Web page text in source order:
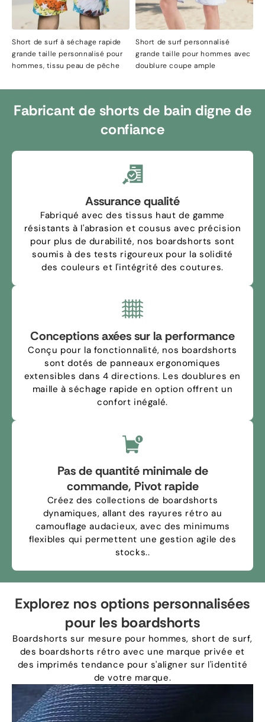
Short de surf à séchage rapide
grande taille personnalisé pour
hommes, tissu peau de pêche
Short de surf personnalisé
grande taille pour hommes avec
doublure coupe ample
Fabricant de shorts de bain digne de
confiance
Assurance qualité
Fabriqué avec des tissus haut de gamme
résistants à l'abrasion et cousus avec précision
pour plus de durabilité, nos boardshorts sont
soumis à des tests rigoureux pour la solidité
des couleurs et l'intégrité des coutures.
Conceptions axées sur la performance
Conçu pour la fonctionnalité, nos boardshorts
sont dotés de panneaux ergonomiques
extensibles dans 4 directions. Les doublures en
maille à séchage rapide en option offrent un
confort inégalé.
Pas de quantité minimale de
commande, Pivot rapide
Créez des collections de boardshorts
dynamiques, allant des rayures rétro au
camouflage audacieux, avec des minimums
flexibles qui permettent une gestion agile des
stocks..
Explorez nos options personnalisées
pour les boardshorts
Boardshorts sur mesure pour hommes, short de surf,
des boardshorts rétro avec une marque privée et
des imprimés tendance pour s'aligner sur l'identité
de votre marque.